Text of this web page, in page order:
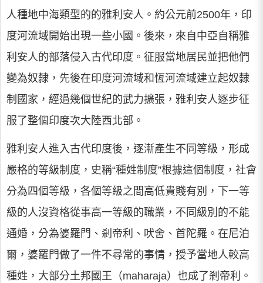
人種地中海類型的的雅利安人。約公元前2500年，印
度河流域開始出現一些小國。後來，來自中亞自稱雅
利安人的部落侵入古代印度。征服當地居民並把他們
變為奴隸，先後在印度河流域和恆河流域建立起奴隸
制國家，經過幾個世紀的武力擴張，雅利安人逐步征
服了整個印度次大陸西北部。
雅利安人進入古代印度後，逐漸產生不同等級，形成
嚴格的等級制度，史稱“種姓制度”根據這個制度，社會
分為四個等級，各個等級之間高低貴賤有別，下一等
級的人沒資格從事高一等級的職業，不同級別的不能
通婚，分為婆羅門、剎帝利、吠舍、首陀羅。在尼泊
爾，婆羅門做了一件不尋常的事情，授予當地人較高
種姓，大部分土邦國王（maharaja）也成了剎帝利。